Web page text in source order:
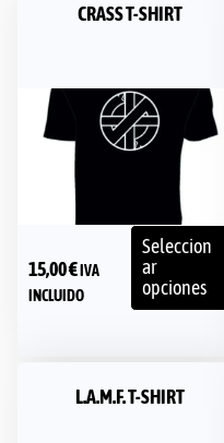
CRASS T-SHIRT
15,00€ IVA
INCLUIDO
Seleccion
ar
opciones
L.A.M.F. T-SHIRT